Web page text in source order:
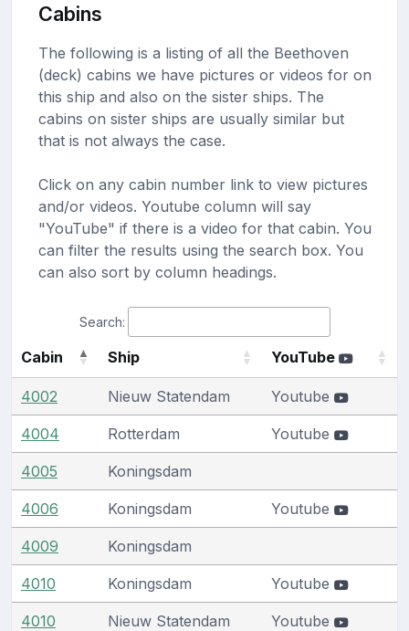
Cabins
The following is a listing of all the Beethoven
(deck) cabins we have pictures or videos for on
this ship and also on the sister ships. The
cabins on sister ships are usually similar but
that is not always the case.
Click on any cabin number link to view pictures
and/or videos. Youtube column will say
"YouTube" if there is a video for that cabin. You
can filter the results using the search box. You
can also sort by column headings.
Search:
Cabin Ship YouTube
4002 Nieuw Statendam Youtube
4004 Rotterdam Youtube
4005 Koningsdam
4006 Koningsdam Youtube
4009 Koningsdam
4010 Koningsdam Youtube
4010 Nieuw Statendam Youtube